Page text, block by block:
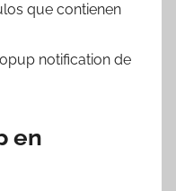
que contienen
notification de
en